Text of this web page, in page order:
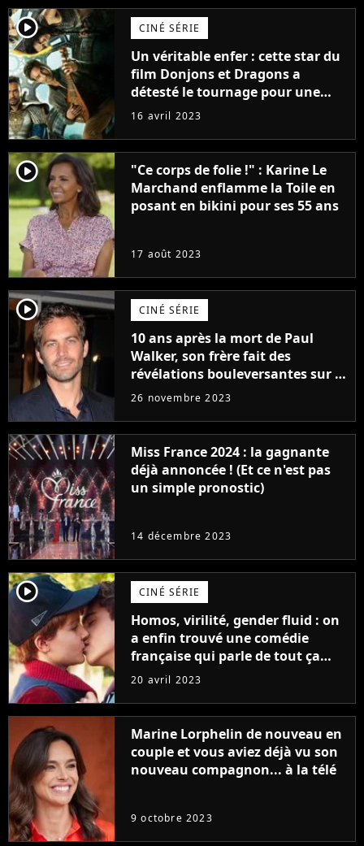
player2 CINÉ SÉRIE
Un véritable enfer : cette star du
film Donjons et Dragons a
détesté le tournage pour une
raison très spéciale
16 avril 2023
player2
"Ce corps de folie !" : Karine Le
Marchand enflamme la Toile en
posant en bikini pour ses 55 ans
17 août 2023
player2 CINÉ SÉRIE
10 ans après la mort de Paul
Walker, son frère fait des
révélations bouleversantes sur la
réaction des acteurs de Fast and
26 novembre 2023
Miss France 2024 : la gagnante
déjà annoncée ! (Et ce n'est pas
un simple pronostic)
14 décembre 2023
player2 CINÉ SÉRIE
Homos, virilité, gender fluid : on
a enfin trouvé une comédie
française qui parle de tout ça
sans être super ringarde
20 avril 2023
Marine Lorphelin de nouveau en
couple et vous aviez déjà vu son
nouveau compagnon... à la télé
9 octobre 2023